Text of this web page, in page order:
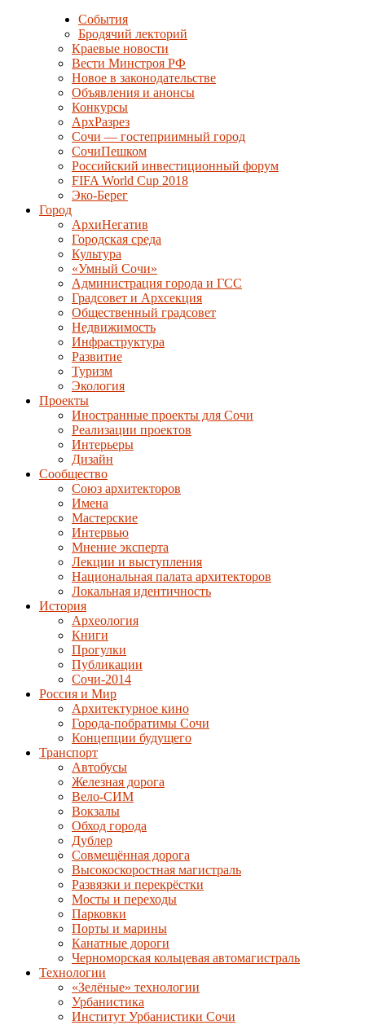
События
Бродячий лекторий
Краевые новости
Вести Минстроя РФ
Новое в законодательстве
Объявления и анонсы
Конкурсы
АрхРазрез
Сочи — гостеприимный город
СочиПешком
Российский инвестиционный форум
FIFA World Cup 2018
Эко-Берег
Город
АрхиНегатив
Городская среда
Культура
«Умный Сочи»
Администрация города и ГСС
Градсовет и Архсекция
Общественный градсовет
Недвижимость
Инфраструктура
Развитие
Туризм
Экология
Проекты
Иностранные проекты для Сочи
Реализации проектов
Интерьеры
Дизайн
Сообщество
Союз архитекторов
Имена
Мастерские
Интервью
Мнение эксперта
Лекции и выступления
Национальная палата архитекторов
Локальная идентичность
История
Археология
Книги
Прогулки
Публикации
Сочи-2014
Россия и Мир
Архитектурное кино
Города-побратимы Сочи
Концепции будущего
Транспорт
Автобусы
Железная дорога
Вело-СИМ
Вокзалы
Обход города
Дублер
Совмещённая дорога
Высокоскоростная магистраль
Развязки и перекрёстки
Мосты и переходы
Парковки
Порты и марины
Канатные дороги
Черноморская кольцевая автомагистраль
Технологии
«Зелёные» технологии
Урбанистика
Институт Урбанистики Сочи